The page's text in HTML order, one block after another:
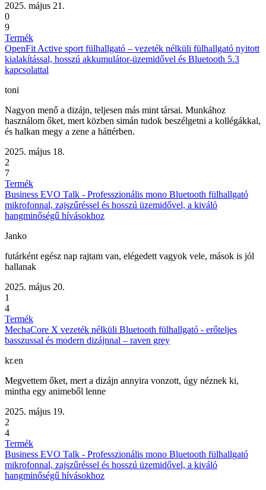
2025. május 21.
0
9
Termék
OpenFit Active sport fülhallgató – vezeték nélküli fülhallgató nyitott
kialakítással, hosszú akkumulátor-üzemidővel és Bluetooth 5.3
kapcsolattal
toni
Nagyon menő a dizájn, teljesen más mint társai. Munkához
használom őket, mert közben simán tudok beszélgetni a kollégákkal,
és halkan megy a zene a háttérben.
2025. május 18.
2
7
Termék
Business EVO Talk - Professzionális mono Bluetooth fülhallgató
mikrofonnal, zajszűréssel és hosszú üzemidővel, a kiváló
hangminőségű hívásokhoz
Janko
futárként egész nap rajtam van, elégedett vagyok vele, mások is jól
hallanak
2025. május 20.
1
4
Termék
MechaCore X vezeték nélküli Bluetooth fülhallgató - erőteljes
basszussal és modern dizájnnal – raven grey
kr.en
Megvettem őket, mert a dizájn annyira vonzott, úgy néznek ki,
mintha egy animeből lenne
2025. május 19.
2
4
Termék
Business EVO Talk - Professzionális mono Bluetooth fülhallgató
mikrofonnal, zajszűréssel és hosszú üzemidővel, a kiváló
hangminőségű hívásokhoz